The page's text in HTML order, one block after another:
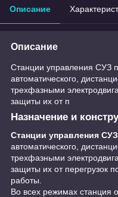
Описание
Описание
Станции управления СУЗ
автоматического,
трехфазными
защиты их от п
Назначение и
Станции управления СУЗ
автоматического,
трехфазными
защиты их от перегрузок
работы.
Во всех режимах станция